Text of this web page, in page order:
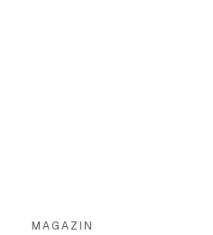
MAGAZIN